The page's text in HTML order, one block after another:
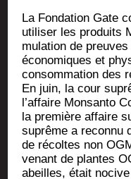
La Fon­da­tion Gate
uti­li­ser les pro­duits
mu­la­tion de
éco­no­miques et
consom­ma­tion des
En juin, la cour
l’affaire Mon­san­to
la pre­mière affaire
suprême a recon­nu
de récoltes non
venant de plantes
abeilles, était